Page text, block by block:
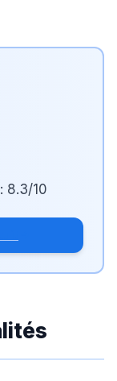
8.3/10